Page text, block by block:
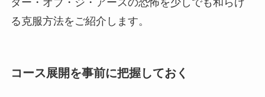
る克服方法をご紹介します。
コース展開を事前に把握しておく